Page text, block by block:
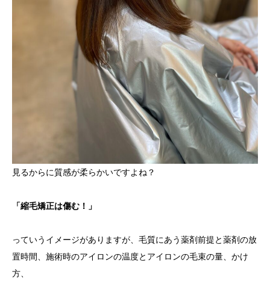
見るからに質感が柔らかいですよね？
「縮毛矯正は傷む！」
っていうイメージがありますが、毛質にあう薬剤前提と薬剤の放
置時間、施術時のアイロンの温度とアイロンの毛束の量、かけ
方、